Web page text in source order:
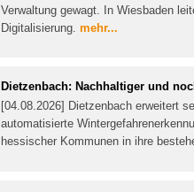
Verwaltung gewagt. In Wiesbaden
Digitalisierung. mehr...
Dietzenbach: Nachhaltiger und
[04.08.2026] Dietzenbach erweitert
automatisierte
hessischer Kommunen in ihre